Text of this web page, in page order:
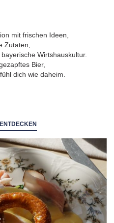
mit frischen Ideen,
Zutaten,
Wirtshauskultur.
Bier,
dich wie daheim.